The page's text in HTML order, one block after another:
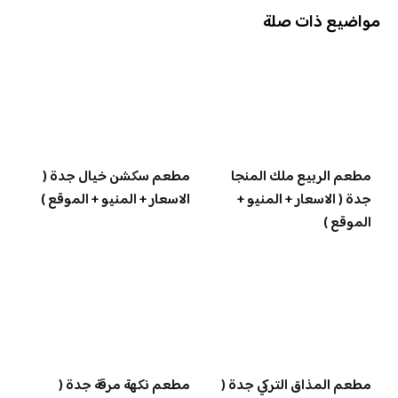
مواضيع ذات صلة
مطعم الربيع ملك المنجا
جدة ( الاسعار + المنيو +
الموقع )
مطعم سكشن خيال جدة (
الاسعار + المنيو + الموقع )
مطعم المذاق التركي جدة (
مطعم نكهة مرقة جدة (